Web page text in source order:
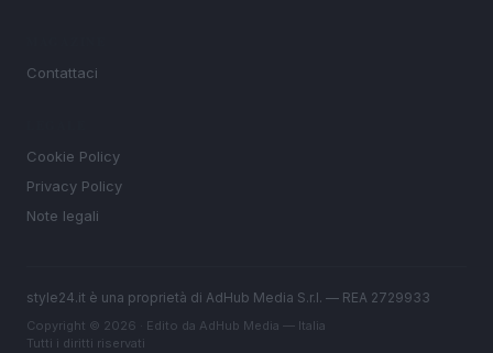
Contattaci
Cookie Policy
Privacy Policy
Note legali
style24.it è una proprietà di AdHub Media S.r.l. — REA 2729933
Copyright © 2026 · Edito da AdHub Media — Italia
Tutti i diritti riservati